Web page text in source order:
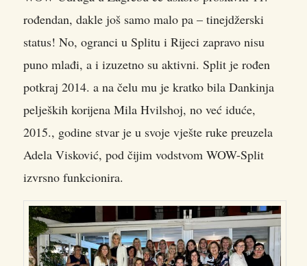
rođendan, dakle još samo malo pa – tinejdžerski
status! No, ogranci u Splitu i Rijeci zapravo nisu
puno mlađi, a i izuzetno su aktivni. Split je rođen
potkraj 2014. a na čelu mu je kratko bila Dankinja
peljeških korijena Mila Hvilshoj, no već iduće,
2015., godine stvar je u svoje vješte ruke preuzela
Adela Visković, pod čijim vodstvom WOW-Split
izvrsno funkcionira.